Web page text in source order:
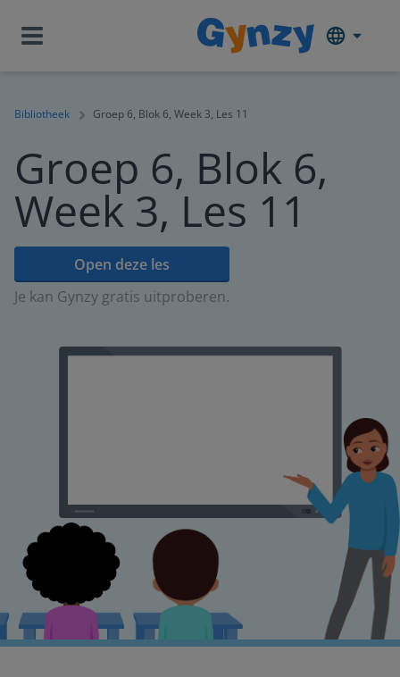
Bibliotheek Groep 6, Blok 6, Week 3, Les 11
Groep 6, Blok 6,
Week 3, Les 11
Open deze les
Je kan Gynzy gratis uitproberen.